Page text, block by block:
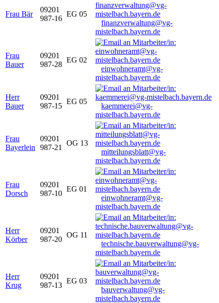
Frau Bär
09201
987-16
EG 05
finanzverwaltung@vg-
mistelbach.bayern.de
Frau
Bauer
09201
987-28
EG 02
einwohneramt@vg-
mistelbach.bayern.de
Herr
Bauer
09201
987-15
EG 05
kaemmerei@vg-
mistelbach.bayern.de
Frau
Bayerlein
09201
987-21
OG 13
mitteilungsblatt@vg-
mistelbach.bayern.de
Frau
Dorsch
09201
987-10
EG 01
einwohneramt@vg-
mistelbach.bayern.de
Herr
Körber
09201
987-20
OG 11
technische.bauverwaltung@vg-
mistelbach.bayern.de
Herr
Krug
09201
987-13
EG 03
bauverwaltung@vg-
mistelbach.bayern.de